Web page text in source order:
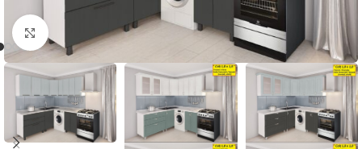
Faceți click pentru a mări